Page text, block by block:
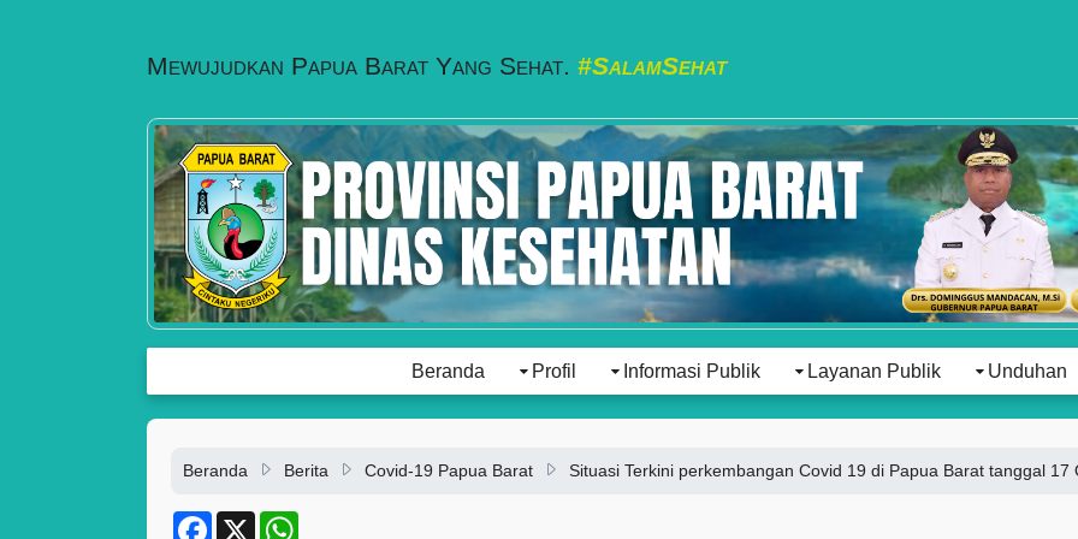
Mewujudkan Papua Barat Yang Sehat. #SalamSehat
Beranda Profil Informasi Publik Layanan Publik Unduhan
Beranda Berita Covid-19 Papua Barat Situasi Terkini perkembangan Covid 19 di Papua Barat tanggal 17
F
X